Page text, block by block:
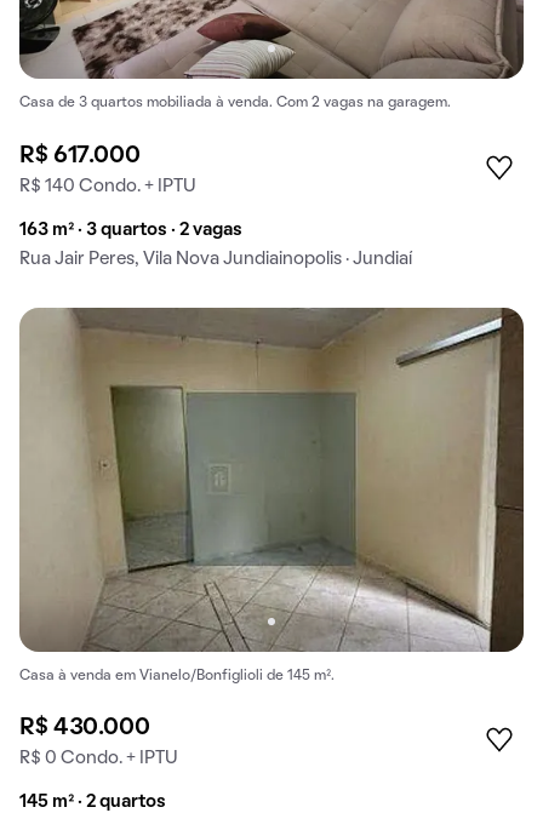
Casa de 3 quartos mobiliada à venda. Com 2 vagas na garagem.
R$ 617.000
R$ 140 Condo. + IPTU
163 m² · 3 quartos · 2 vagas
Rua Jair Peres, Vila Nova Jundiainopolis · Jundiaí
Casa à venda em Vianelo/Bonfiglioli de 145 m².
R$ 430.000
R$ 0 Condo. + IPTU
145 m² · 2 quartos